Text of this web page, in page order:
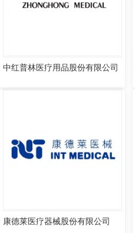
中红普林医疗用品股份有限公司
康德莱医疗器械股份有限公司